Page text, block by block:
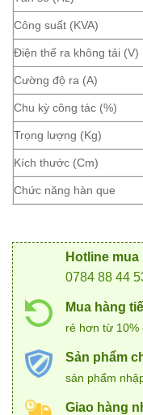
Công suất (KVA)
Điện thế ra không tải (V)
Cường độ ra (A)
Chu kỳ công tác (%)
Trọng lượng (Kg)
Kích thước (Cm)
Chức năng hàn que
Hotline mua
0784 88 44
Mua hàng
rẻ hơn từ 10%
Sản phẩm
sản phẩm
Giao hàng